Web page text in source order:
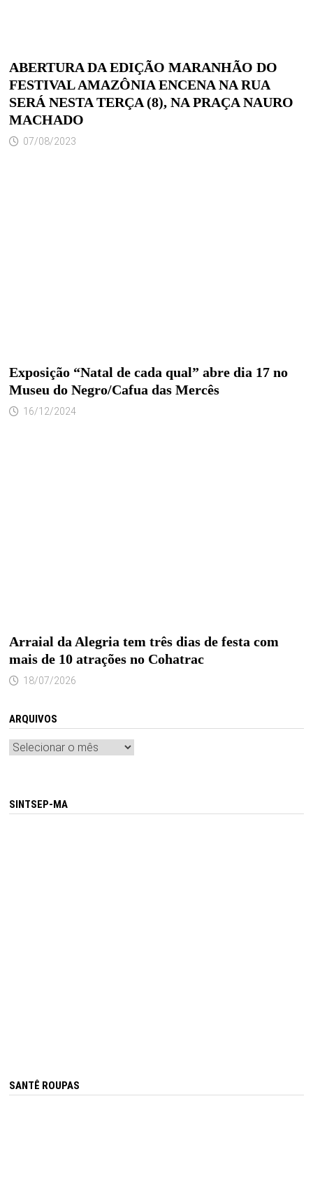
ABERTURA DA EDIÇÃO MARANHÃO DO
FESTIVAL AMAZÔNIA ENCENA NA RUA
SERÁ NESTA TERÇA (8), NA PRAÇA NAURO
MACHADO
07/08/2023
Exposição “Natal de cada qual” abre dia 17 no
Museu do Negro/Cafua das Mercês
16/12/2024
Arraial da Alegria tem três dias de festa com
mais de 10 atrações no Cohatrac
18/07/2026
ARQUIVOS
Arquivos
SINTSEP-MA
SANTÊ ROUPAS